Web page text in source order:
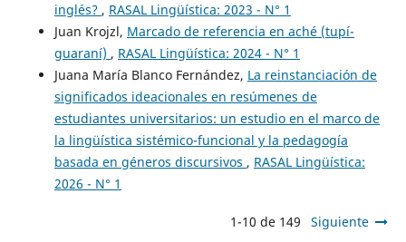
inglés? , RASAL Lingüística: 2023 - N° 1
Juan Krojzl, Marcado de referencia en aché (tupí-
guaraní) , RASAL Lingüística: 2024 - N° 1
Juana María Blanco Fernández, La reinstanciación de
significados ideacionales en resúmenes de
estudiantes universitarios: un estudio en el marco de
la lingüística sistémico-funcional y la pedagogía
basada en géneros discursivos , RASAL Lingüística:
2026 - N° 1
1-10 de 149 Siguiente